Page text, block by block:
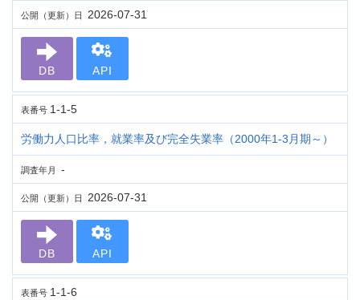
公開（更新）日 2026-07-31
DB API
表番号 1-1-5
労働力人口比率，就業率及び完全失業率（2000年1-3月期～）
調査年月 -
公開（更新）日 2026-07-31
DB API
表番号 1-1-6